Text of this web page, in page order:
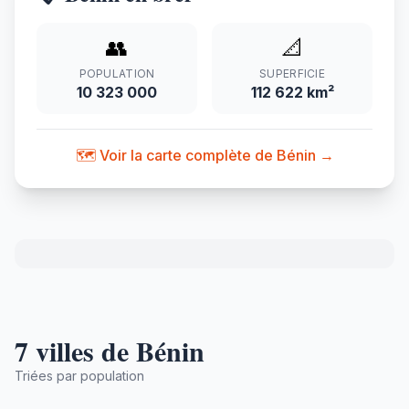
👥
POPULATION
10 323 000
📐
SUPERFICIE
112 622 km²
🗺️ Voir la carte complète de Bénin →
7 villes de Bénin
Triées par population